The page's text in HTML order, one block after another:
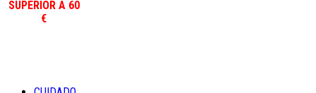
SUPERIOR A 60
€